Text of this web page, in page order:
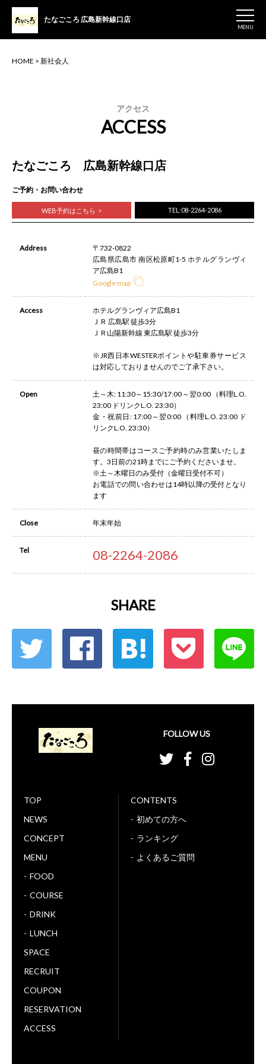
たなごころ 広島新幹線口店
MENU
HOME > 新社会人
アクセス
ACCESS
たなごころ 広島新幹線口店
ご予約・お問い合わせ
WEB予約はこちら TEL:08-2264-2086
Address
〒732-0822
広島県広島市 南区松原町1-5 ホテルグランヴィ
ア広島B1
Google map
Access
ホテルグランヴィア広島B1
ＪＲ 広島駅 徒歩3分
ＪＲ山陽新幹線 東広島駅 徒歩3分
※JR西日本WESTERポイントや駐車券サービス
は対応しておりませんのでご了承下さい。
Open
土～木: 11:30～15:30/17:00～翌0:00 （料理L.O.
23:00 ドリンクL.O. 23:30）
金・祝前日: 17:00～翌0:00 （料理L.O. 23:00 ド
リンクL.O. 23:30）
昼の時間帯はコースご予約時のみ営業いたしま
す。3日前の21時までにご予約くださいませ。
※土～木曜日のみ受付（金曜日受付不可）
お電話での問い合わせは14時以降の受付となり
ます
Close 年末年始
Tel 08-2264-2086
SHARE
FOLLOW US
TOP
NEWS
CONCEPT
MENU
FOOD
COURSE
DRINK
LUNCH
SPACE
CONTENTS
初めての方へ
ランキング
よくあるご質問
RECRUIT
COUPON
RESERVATION
ACCESS